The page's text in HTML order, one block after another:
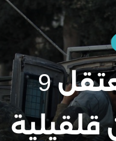
الاحتلال يعتقل 9